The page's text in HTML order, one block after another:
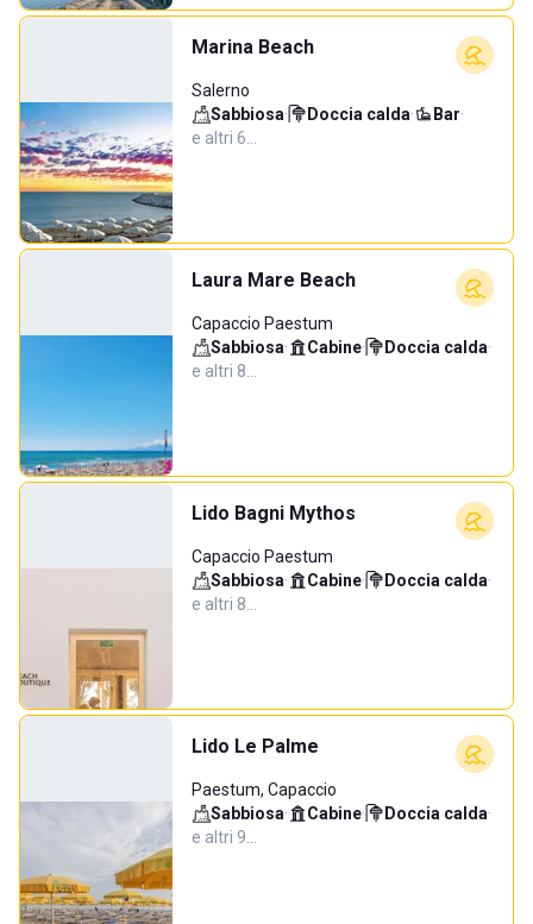
Marina Beach
Salerno
Sabbiosa· Doccia calda· Bar·
e altri 6…
Laura Mare Beach
Capaccio Paestum
Sabbiosa· Cabine· Doccia calda·
e altri 8…
Lido Bagni Mythos
Capaccio Paestum
Sabbiosa· Cabine· Doccia calda·
e altri 8…
Lido Le Palme
Paestum, Capaccio
Sabbiosa· Cabine· Doccia calda·
e altri 9…